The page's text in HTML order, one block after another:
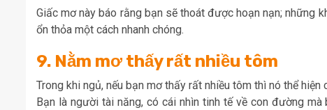
Giấc mơ này báo rằng bạn sẽ thoát được hoạn nạn; những
ổn thỏa một cách nhanh chóng.
9. Nằm mơ thấy rất nhiều tôm
Trong khi ngủ, nếu bạn mơ thấy rất nhiều tôm thì nó thể
Bạn là người tài năng, có cái nhìn tinh tế về con đường